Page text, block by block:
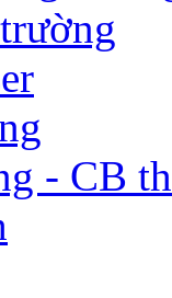
- CB